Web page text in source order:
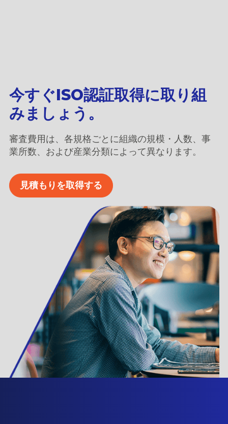
今すぐISO認証取得に取り組
みましょう。
審査費用は、各規格ごとに組織の規模・人数、事
業所数、および産業分類によって異なります。
見積もりを取得する